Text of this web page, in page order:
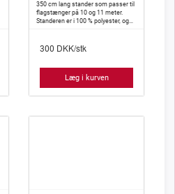
350 cm lang stander som passer til
flagstænger på 10 og 11 meter.
Standeren er i 100 % polyester, og
300 DKK/stk
Læg i kurven